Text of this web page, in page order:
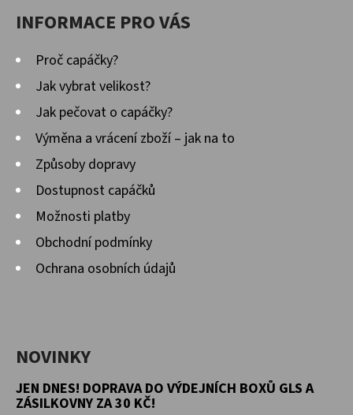
INFORMACE PRO VÁS
Proč capáčky?
Jak vybrat velikost?
Jak pečovat o capáčky?
Výměna a vrácení zboží – jak na to
Způsoby dopravy
Dostupnost capáčků
Možnosti platby
Obchodní podmínky
Ochrana osobních údajů
NOVINKY
JEN DNES! DOPRAVA DO VÝDEJNÍCH BOXŮ GLS A
ZÁSILKOVNY ZA 30 KČ!